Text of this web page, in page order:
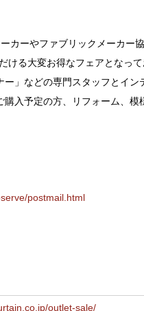
カーやファブリックメーカー
ける大変お得なフェアとなっ
」などの専門スタッフとイン
入予定の方、リフォーム、模
postmail.html
outlet-sale/